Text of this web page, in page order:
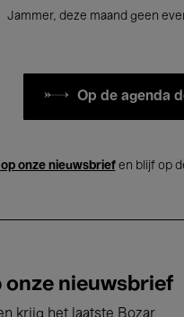
Jammer, deze maand geen
Op de agenda
onze nieuwsbriefen blijf op
onze nieuwsbrief
krijg het laatste Bozar